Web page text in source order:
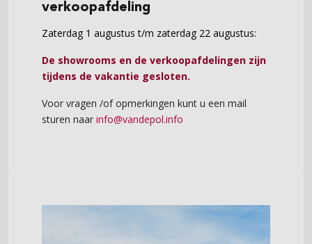
verkoopafdeling
Zaterdag 1 augustus t/m zaterdag 22 augustus:
De showrooms en de verkoopafdelingen zijn
tijdens de vakantie gesloten.
Voor vragen /of opmerkingen kunt u een mail
sturen naar info@vandepol.info